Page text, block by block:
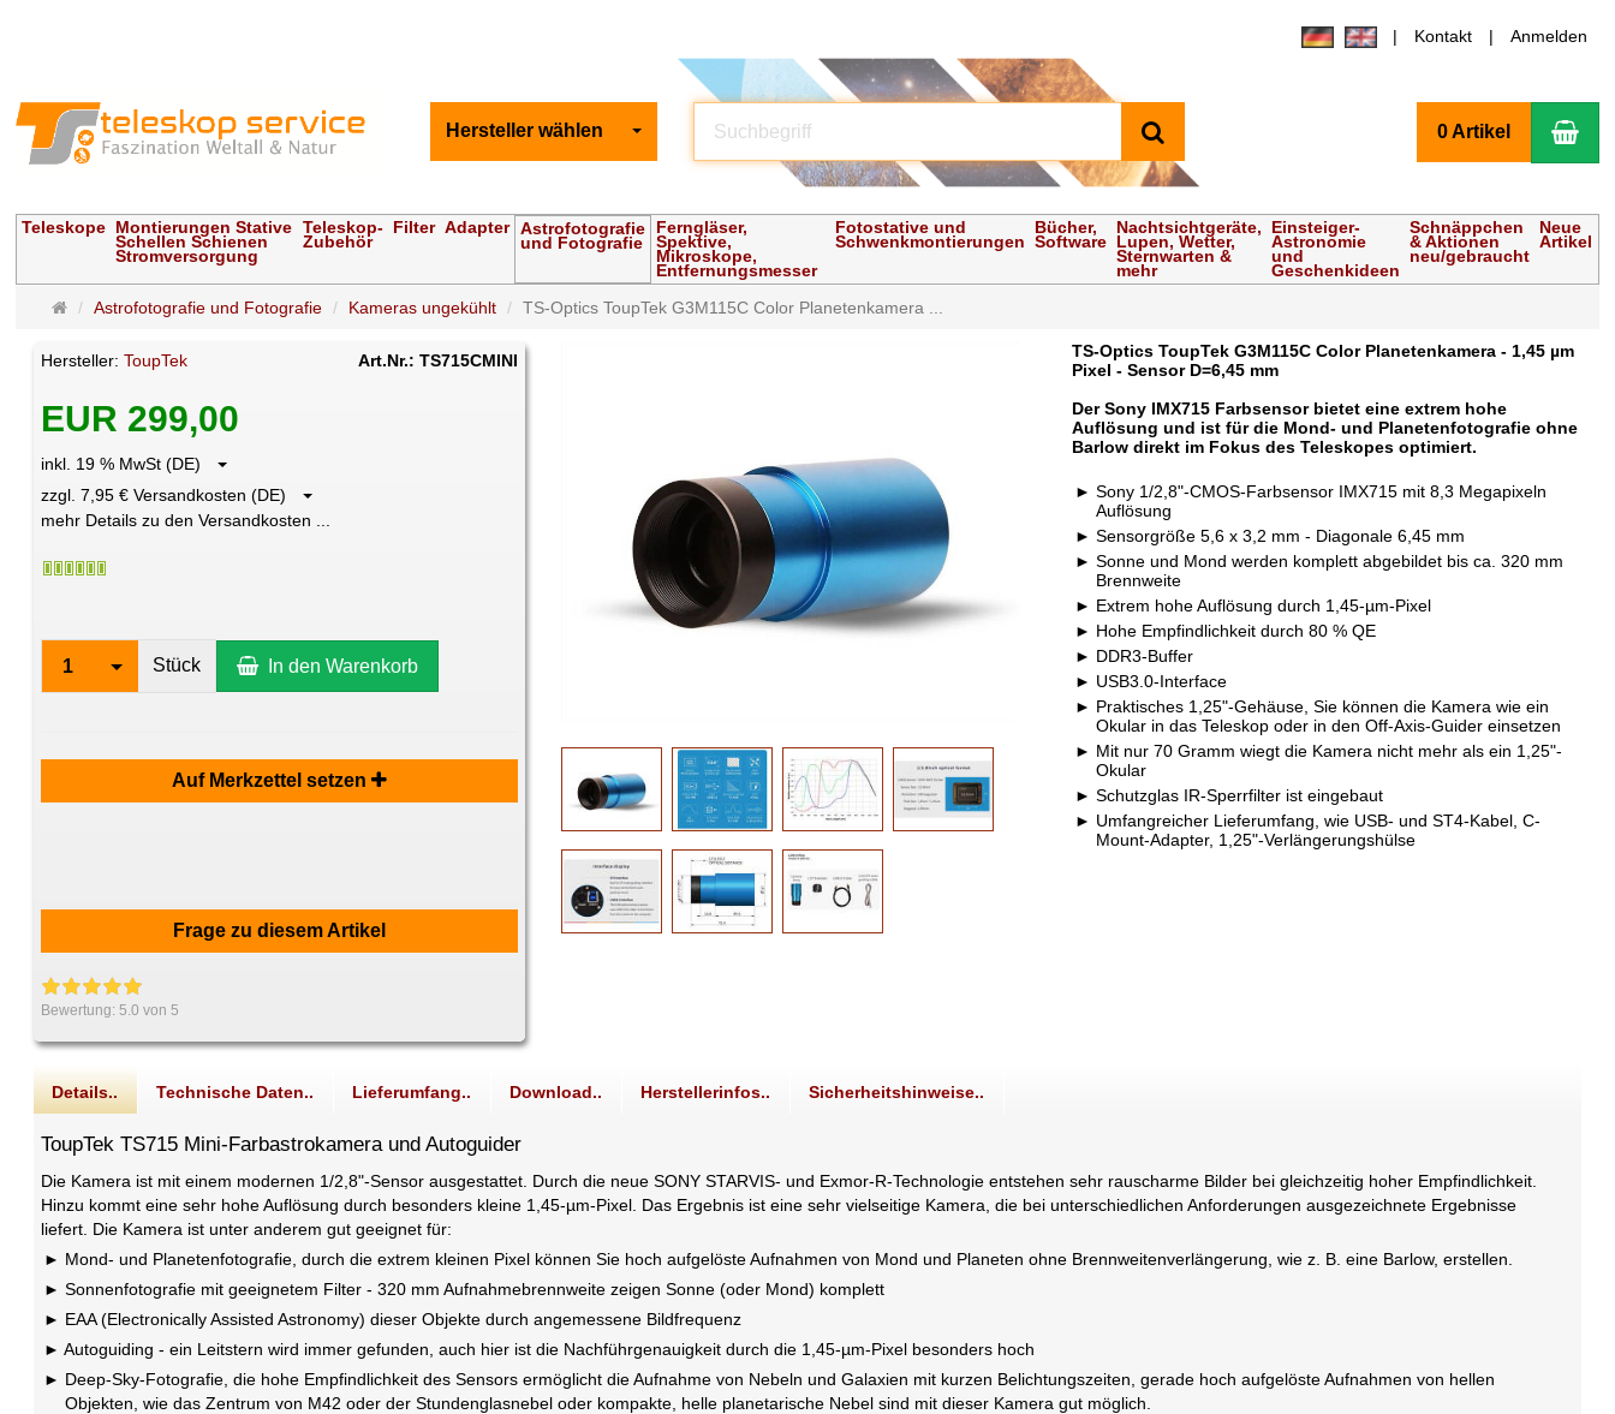
Kontakt Anmelden
Hersteller wählen 0 Artikel
Teleskope Montierungen Stative
Schellen Schienen
Stromversorgung
Teleskop-
Zubehör
Filter Adapter Astrofotografie
und Fotografie
Ferngläser,
Spektive,
Mikroskope,
Entfernungsmesser
Fotostative und
Schwenkmontierungen
Bücher,
Software
Nachtsichtgeräte,
Lupen, Wetter,
Sternwarten &
mehr
Einsteiger-
Astronomie
und
Geschenkideen
Schnäppchen
& Aktionen
neu/gebraucht
Neue
Artikel
Startseite
Astrofotografie und Fotografie Kameras ungekühlt TS-Optics ToupTek G3M115C Color Planetenkamera ...
Hersteller:ToupTek Art.Nr.: TS715CMINI
EUR 299,00
inkl. 19 % MwSt (DE)
zzgl. 7,95 € Versandkosten (DE)
mehr Details zu den Versandkosten ...
1 Stück In den Warenkorb
Auf Merkzettel setzen
Frage zu diesem Artikel
Bewertung:5.0 von 5
TS-Optics ToupTek G3M115C Color Planetenkamera - 1,45 µm
Pixel - Sensor D=6,45 mm
Der Sony IMX715 Farbsensor bietet eine extrem hohe
Auflösung und ist für die Mond- und Planetenfotografie ohne
Barlow direkt im Fokus des Teleskopes optimiert.
Sony 1/2,8"-CMOS-Farbsensor IMX715 mit 8,3 Megapixeln
Auflösung
Sensorgröße 5,6 x 3,2 mm - Diagonale 6,45 mm
Sonne und Mond werden komplett abgebildet bis ca. 320 mm
Brennweite
Extrem hohe Auflösung durch 1,45-µm-Pixel
Hohe Empfindlichkeit durch 80 % QE
DDR3-Buffer
USB3.0-Interface
Praktisches 1,25"-Gehäuse, Sie können die Kamera wie ein
Okular in das Teleskop oder in den Off-Axis-Guider einsetzen
Mit nur 70 Gramm wiegt die Kamera nicht mehr als ein 1,25"-
Okular
Schutzglas IR-Sperrfilter ist eingebaut
Umfangreicher Lieferumfang, wie USB- und ST4-Kabel, C-
Mount-Adapter, 1,25"-Verlängerungshülse
Details.. Technische Daten.. Lieferumfang.. Download.. Herstellerinfos.. Sicherheitshinweise..
ToupTek TS715 Mini-Farbastrokamera und Autoguider
Die Kamera ist mit einem modernen 1/2,8"-Sensor ausgestattet. Durch die neue SONY STARVIS- und Exmor-R-Technologie entstehen sehr rauscharme Bilder bei gleichzeitig hoher Empfindlichkeit.
Hinzu kommt eine sehr hohe Auflösung durch besonders kleine 1,45-µm-Pixel. Das Ergebnis ist eine sehr vielseitige Kamera, die bei unterschiedlichen Anforderungen ausgezeichnete Ergebnisse
liefert. Die Kamera ist unter anderem gut geeignet für:
Mond- und Planetenfotografie, durch die extrem kleinen Pixel können Sie hoch aufgelöste Aufnahmen von Mond und Planeten ohne Brennweitenverlängerung, wie z. B. eine Barlow, erstellen.
Sonnenfotografie mit geeignetem Filter - 320 mm Aufnahmebrennweite zeigen Sonne (oder Mond) komplett
EAA (Electronically Assisted Astronomy) dieser Objekte durch angemessene Bildfrequenz
Autoguiding - ein Leitstern wird immer gefunden, auch hier ist die Nachführgenauigkeit durch die 1,45-µm-Pixel besonders hoch
Deep-Sky-Fotografie, die hohe Empfindlichkeit des Sensors ermöglicht die Aufnahme von Nebeln und Galaxien mit kurzen Belichtungszeiten, gerade hoch aufgelöste Aufnahmen von hellen
Objekten, wie das Zentrum von M42 oder der Stundenglasnebel oder kompakte, helle planetarische Nebel sind mit dieser Kamera gut möglich.